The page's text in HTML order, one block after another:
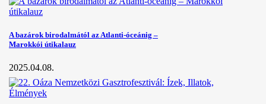
A bazárok birodalmától az Atlanti-óceánig –
Marokkói útikalauz
2025.04.08.